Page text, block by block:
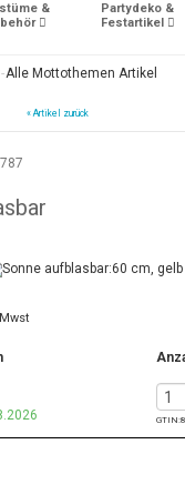
&
Partydeko &
Festartikel
Alle Mottothemen Artikel
«Artikel zurück
GTIN: